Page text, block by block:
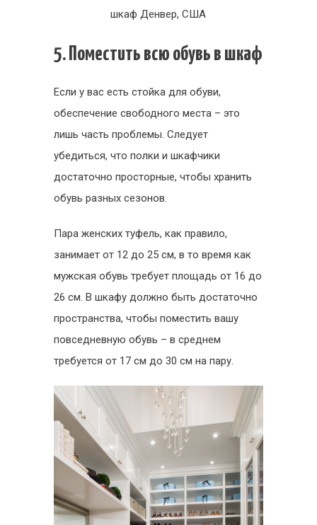
шкаф Денвер, США
5. Поместить всю обувь в шкаф
Если у вас есть стойка для обуви,
обеспечение свободного места – это
лишь часть проблемы. Следует
убедиться, что полки и шкафчики
достаточно просторные, чтобы хранить
обувь разных сезонов.
Пара женских туфель, как правило,
занимает от 12 до 25 см, в то время как
мужская обувь требует площадь от 16 до
26 см. В шкафу должно быть достаточно
пространства, чтобы поместить вашу
повседневную обувь – в среднем
требуется от 17 см до 30 см на пару.